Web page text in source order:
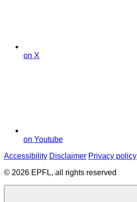
on X
on Youtube
Accessibility Disclaimer Privacy policy
© 2026 EPFL, all rights reserved